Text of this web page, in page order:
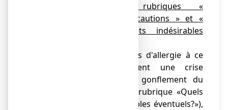
Voir rubriques «
Avertissements et précautions » et «
Quels sont les effets indésirables
● de signes évocateurs d'allergie à ce
médicament, notamment une crise
d'asthme ou brusque gonflement du
visage et du cou (voir rubrique «Quels
sont les effets indésirables éventuels?»),